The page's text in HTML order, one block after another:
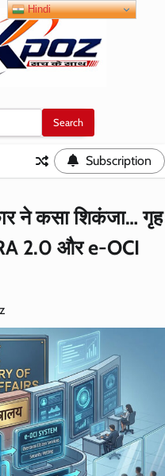
Subscription
ने कसा शिकंजा… गृह
2.0 और e-OCI
Hindi